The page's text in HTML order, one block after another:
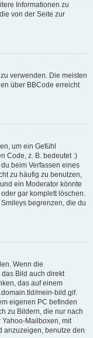
Informationen zu
von der Seite zur
verwenden. Die meisten
über BBCode erreicht
um ein Gefühl
Code, z. B. bedeutet :)
beim Verfassen eines
zu häufig zu benutzen,
ein Moderator könnte
gar komplett löschen.
begrenzen, die du
Wenn die
Bild auch direkt
das auf einem
mein-bild.gif.
eigenen PC befinden
zu Bildern, die nur nach
Mailboxen, mit
anzuzeigen, benutze den